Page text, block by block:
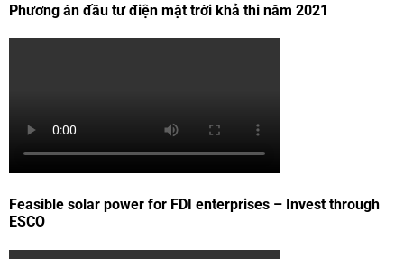
Phương án đầu tư điện mặt trời khả thi năm 2021
Feasible solar power for FDI enterprises – Invest through
ESCO